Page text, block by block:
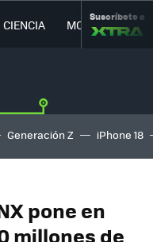
CIENCIA MOVILIDAD
Suscríbete a
Generación Z iPhone 18
pone en
millones de